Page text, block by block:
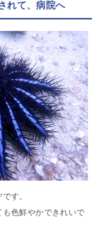
れて、病院へ
す。
色鮮やかできれいで